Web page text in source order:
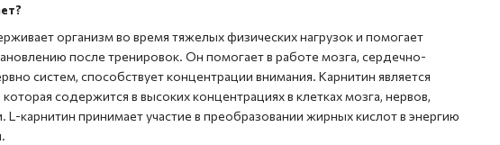
организм во время тяжелых физических нагрузок и помогает
после тренировок. Он помогает в работе мозга, сердечно-
систем, способствует концентрации внимания. Карнитин является
содержится в высоких концентрациях в клетках мозга, нервов,
L-карнитин принимает участие в преобразовании жирных кислот в энергию